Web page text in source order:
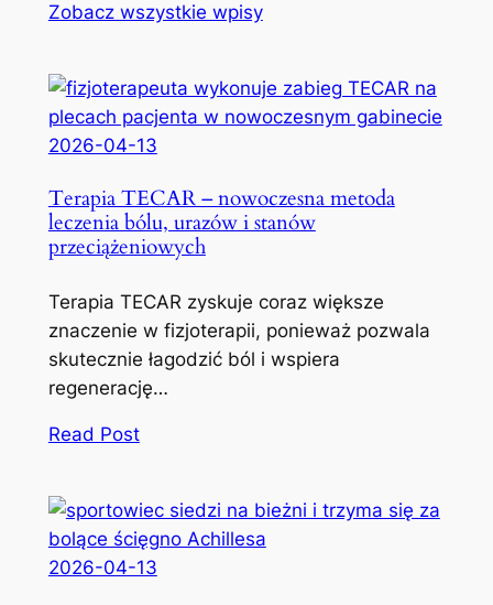
Zobacz wszystkie wpisy
2026-04-13
Terapia TECAR – nowoczesna metoda
leczenia bólu, urazów i stanów
przeciążeniowych
Terapia TECAR zyskuje coraz większe
znaczenie w fizjoterapii, ponieważ pozwala
skutecznie łagodzić ból i wspiera
regenerację…
Read Post
2026-04-13